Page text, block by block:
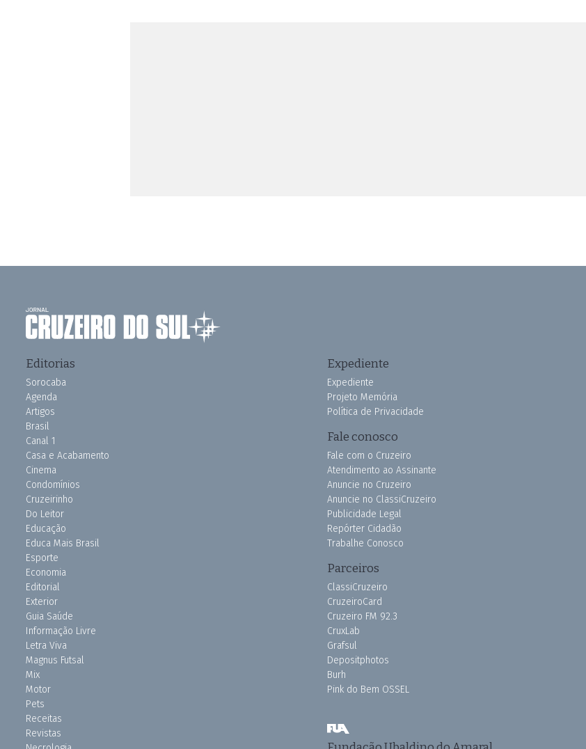
Editorias
Sorocaba
Agenda
Artigos
Brasil
Canal 1
Casa e Acabamento
Cinema
Condomínios
Cruzeirinho
Do Leitor
Educação
Educa Mais Brasil
Esporte
Economia
Editorial
Exterior
Guia Saúde
Informação Livre
Letra Viva
Magnus Futsal
Mix
Motor
Pets
Receitas
Revistas
Expediente
Expediente
Projeto Memória
Política de Privacidade
Fale conosco
Fale com o Cruzeiro
Atendimento ao Assinante
Anuncie no Cruzeiro
Anuncie no ClassiCruzeiro
Publicidade Legal
Repórter Cidadão
Trabalhe Conosco
Parceiros
ClassiCruzeiro
CruzeiroCard
Cruzeiro FM 92.3
CruxLab
Grafsul
Depositphotos
Burh
Pink do Bem OSSEL